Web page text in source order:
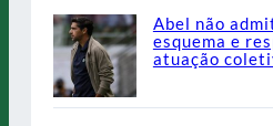
Abel não
esquema e
atuação